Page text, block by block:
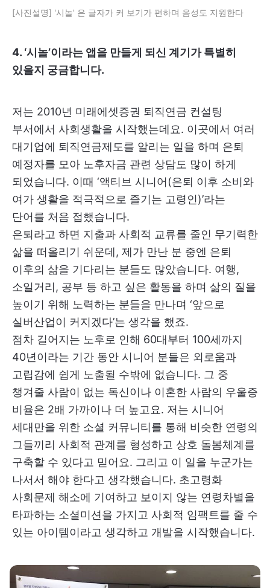
[사진설명] '시놀' 은 글자가 커 보기가 편하며 음성도 지원한다
4. ‘시놀’이라는 앱을 만들게 되신 계기가 특별히
있을지 궁금합니다.
저는 2010년 미래에셋증권 퇴직연금 컨설팅
부서에서 사회생활을 시작했는데요. 이곳에서 여러
대기업에 퇴직연금제도를 알리는 일을 하며 은퇴
예정자를 모아 노후자금 관련 상담도 많이 하게
되었습니다. 이때 ‘액티브 시니어(은퇴 이후 소비와
여가 생활을 적극적으로 즐기는 고령인)’라는
단어를 처음 접했습니다.
은퇴라고 하면 지출과 사회적 교류를 줄인 무기력한
삶을 떠올리기 쉬운데, 제가 만난 분 중엔 은퇴
이후의 삶을 기다리는 분들도 많았습니다. 여행,
소일거리, 공부 등 하고 싶은 활동을 하며 삶의 질을
높이기 위해 노력하는 분들을 만나며 ‘앞으로
실버산업이 커지겠다’는 생각을 했죠.
점차 길어지는 노후로 인해 60대부터 100세까지
40년이라는 기간 동안 시니어 분들은 외로움과
고립감에 쉽게 노출될 수밖에 없습니다. 그 중
챙겨줄 사람이 없는 독신이나 이혼한 사람의 우울증
비율은 2배 가까이나 더 높고요. 저는 시니어
세대만을 위한 소셜 커뮤니티를 통해 비슷한 연령의
그들끼리 사회적 관계를 형성하고 상호 돌봄체계를
구축할 수 있다고 믿어요. 그리고 이 일을 누군가는
나서서 해야 한다고 생각했습니다. 초고령화
사회문제 해소에 기여하고 보이지 않는 연령차별을
타파하는 소셜미션을 가지고 사회적 임팩트를 줄 수
있는 아이템이라고 생각하고 개발을 시작했습니다.